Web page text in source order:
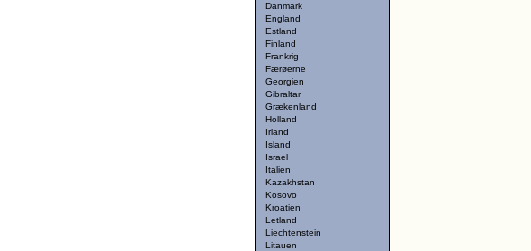
Danmark
England
Estland
Finland
Frankrig
Færøerne
Georgien
Gibraltar
Grækenland
Holland
Irland
Island
Israel
Italien
Kazakhstan
Kosovo
Kroatien
Letland
Liechtenstein
Litauen